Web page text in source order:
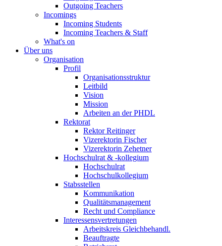
Outgoing Teachers
Incomings
Incoming Students
Incoming Teachers & Staff
What's on
Über uns
Organisation
Profil
Organisationsstruktur
Leitbild
Vision
Mission
Arbeiten an der PHDL
Rektorat
Rektor Reitinger
Vizerektorin Fischer
Vizerektorin Zehetner
Hochschulrat & -kollegium
Hochschulrat
Hochschulkollegium
Stabsstellen
Kommunikation
Qualitätsmanagement
Recht und Compliance
Interessensvertretungen
Arbeitskreis Gleichbehandl.
Beauftragte